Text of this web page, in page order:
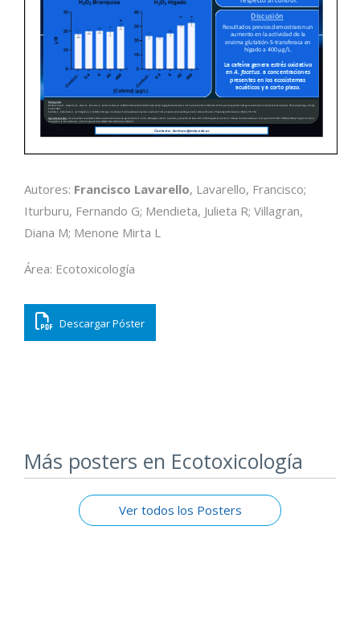
Autores: Francisco Lavarello, Lavarello, Francisco;
Iturburu, Fernando G; Mendieta, Julieta R; Villagran,
Diana M; Menone Mirta L
Área: Ecotoxicología
Descargar Póster
Más posters en Ecotoxicología
Ver todos los Posters